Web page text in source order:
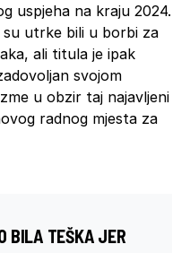
uspjeha na kraju 2024.
su utrke bili u borbi za
ali titula je ipak
svojom
u obzir taj najavljeni
radnog mjesta za
BILA TEŠKA JER